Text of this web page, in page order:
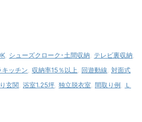
シューズクローク･土間収納 テレビ裏収納
ッチン 収納率15％以上 回遊動線 対面式
玄関 浴室1.25坪 独立脱衣室 間取り例
Ｌ